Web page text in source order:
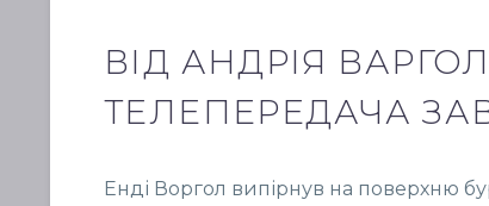
ВІД АНДРІЯ
ТЕЛЕПЕРЕДАЧА
Енді Воргол випірнув на поверхню